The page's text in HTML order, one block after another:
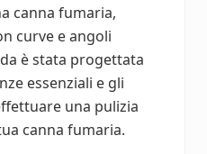
canna fumaria,
curve e angoli
è stata progettata
essenziali e gli
una pulizia
canna fumaria.